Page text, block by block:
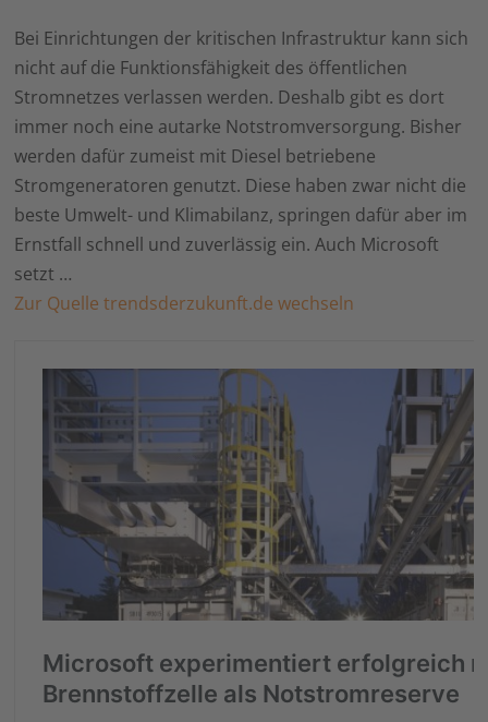
Bei Einrichtungen der kritischen Infrastruktur kann sich
nicht auf die Funktionsfähigkeit des öffentlichen
Stromnetzes verlassen werden. Deshalb gibt es dort
immer noch eine autarke Notstromversorgung. Bisher
werden dafür zumeist mit Diesel betriebene
Stromgeneratoren genutzt. Diese haben zwar nicht die
beste Umwelt- und Klimabilanz, springen dafür aber im
Ernstfall schnell und zuverlässig ein. Auch Microsoft
setzt …
Zur Quelle trendsderzukunft.de wechseln